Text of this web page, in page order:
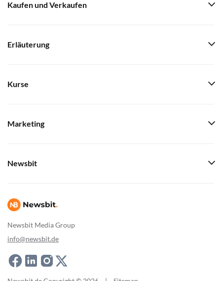
Newsbit Media Group
info@newsbit.de
Kaufen und Verkaufen
Erläuterung
Kurse
Marketing
Newsbit